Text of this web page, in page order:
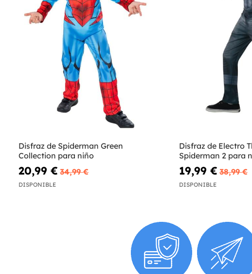
Disfraz de Spiderman Green
Collection para niño
20,99 € 34,99 €
DISPONIBLE
Disfraz de Electro
Spiderman 2 para
19,99 € 38,99 €
DISPONIBLE